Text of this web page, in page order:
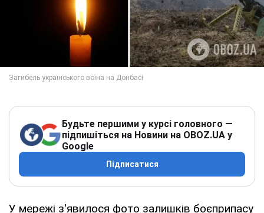
Будьте першими у курсі головного —
підпишіться на Новини на OBOZ.UA у
Google
Підписатися
У мережі з'явилося фото залишків боєприпасу